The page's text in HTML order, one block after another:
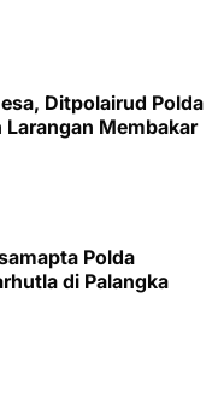
Ditpolairud Polda
Larangan Membakar
Polda
di Palangka